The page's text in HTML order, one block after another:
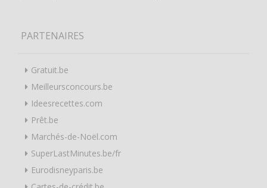
PARTENAIRES
Gratuit.be
Meilleursconcours.be
Ideesrecettes.com
Prêt.be
Marchés-de-Noël.com
SuperLastMinutes.be/fr
Eurodisneyparis.be